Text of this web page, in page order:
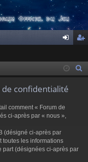
ne cri
confidentialité
comment « Forum de
ci-après par « nous »,
(désigné ci-après par
toutes les informations
part (désignées ci-après par